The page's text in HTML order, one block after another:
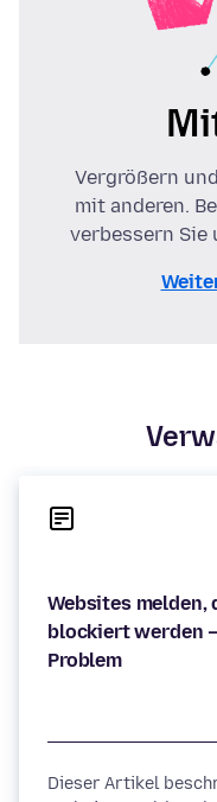
Vergrößern
mit anderen.
verbessern Sie
Websites melden,
blockiert werden
Problem
Dieser Artikel